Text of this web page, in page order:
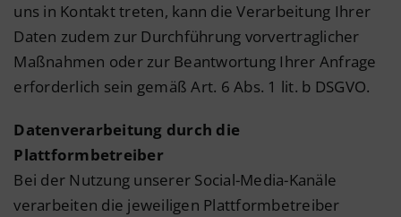
uns in Kontakt treten, kann die Verarbeitung Ihrer
Daten zudem zur Durchführung vorvertraglicher
Maßnahmen oder zur Beantwortung Ihrer Anfrage
erforderlich sein gemäß Art. 6 Abs. 1 lit. b DSGVO.
Datenverarbeitung durch die
Plattformbetreiber
Bei der Nutzung unserer Social-Media-Kanäle
verarbeiten die jeweiligen Plattformbetreiber